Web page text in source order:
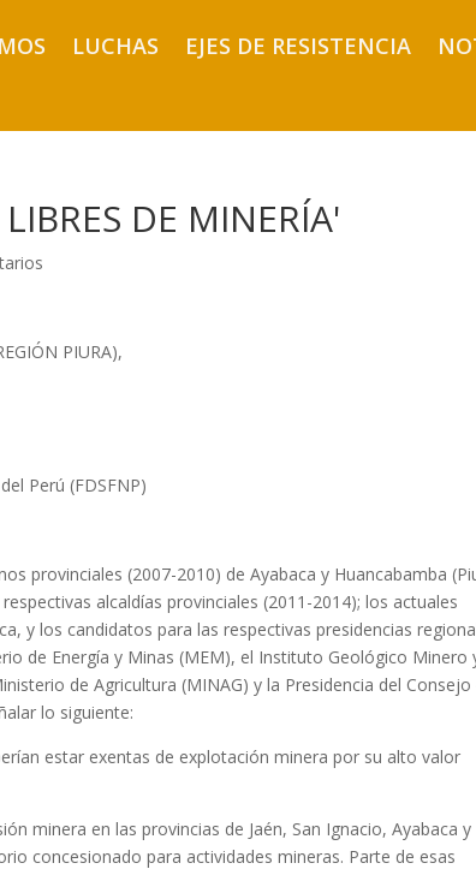
LUCHAS EJES DE RESISTENCIA
DE MINERÍA'
PIURA),
Perú (FDSFNP)
provinciales (2007-2010) de Ayabaca y Huancabamba
alcaldías provinciales (2011-2014); los actuales
y los candidatos para las respectivas presidencias
de Energía y Minas (MEM), el Instituto Geológico Minero
de Agricultura (MINAG) y la Presidencia del Consejo
lo siguiente:
estar exentas de explotación minera por su alto valor
minera en las provincias de Jaén, San Ignacio, Ayabaca y
concesionado para actividades mineras. Parte de esas